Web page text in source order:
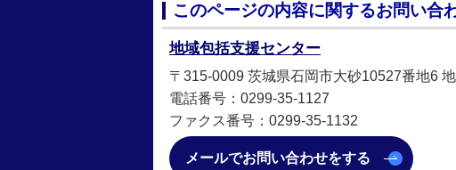
このページの内容に関するお問い合
地域包括支援センター
〒315-0009 茨城県石岡市大砂10527番地6
電話番号：0299-35-1127
ファクス番号：0299-35-1132
メールでお問い合わせをする